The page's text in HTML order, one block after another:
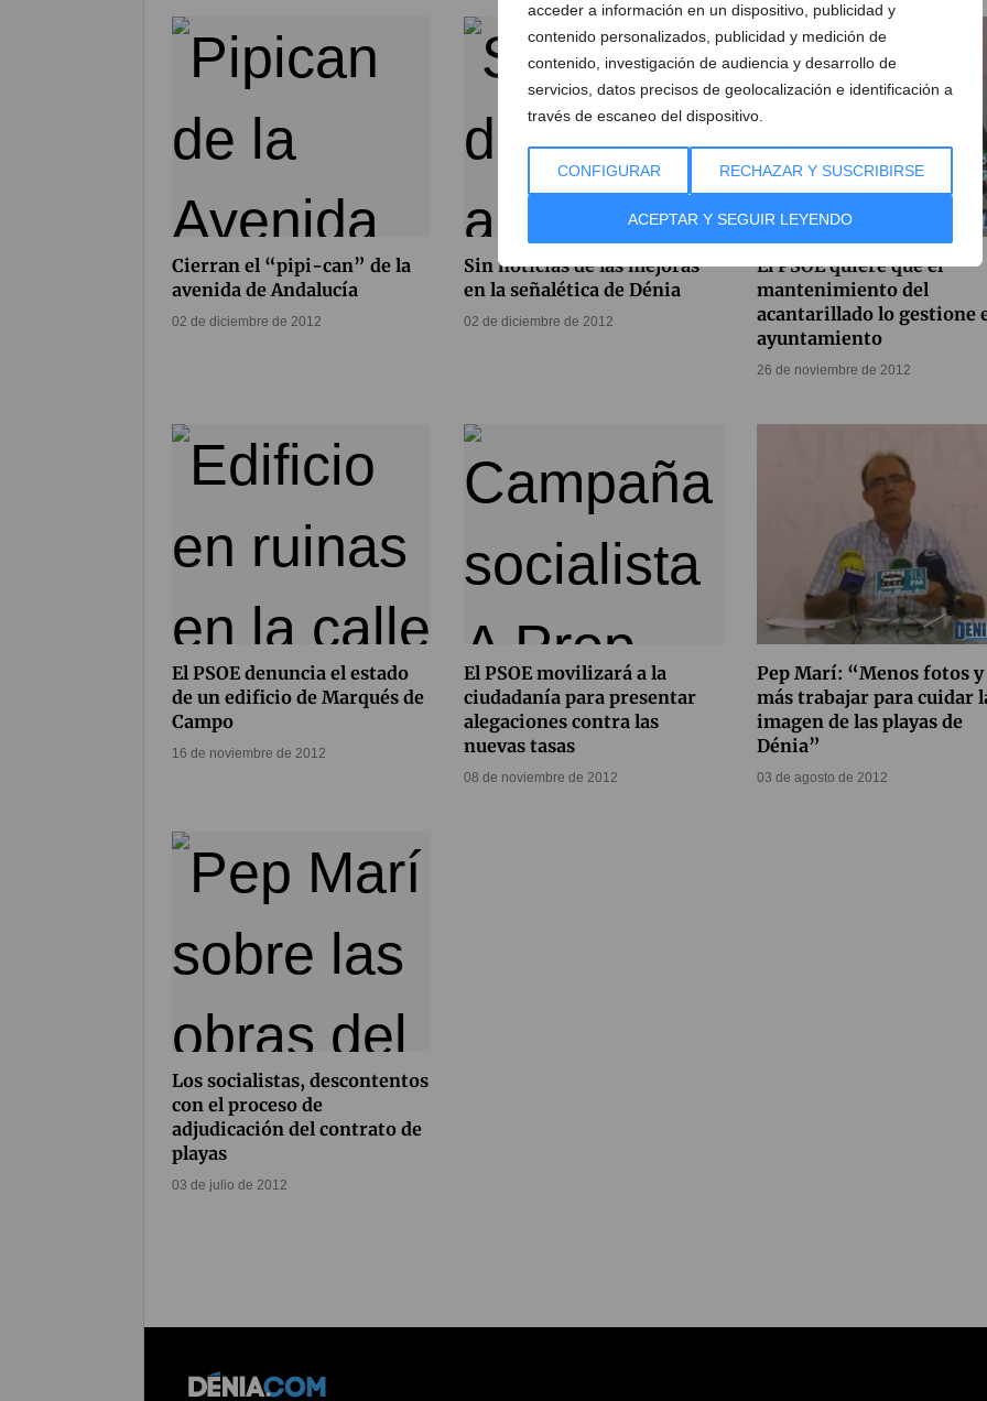
acceder a información en un dispositivo, publicidad y
contenido personalizados, publicidad y medición de
contenido, investigación de audiencia y desarrollo de
servicios, datos precisos de geolocalización e identificación a
través de escaneo del dispositivo.
CONFIGURAR RECHAZAR Y SUSCRIBIRSE
ACEPTAR Y SEGUIR LEYENDO
Cierran el “pipi-can” de la
avenida de Andalucía
02 de diciembre de 2012
Sin noticias de las mejoras
en la señalética de Dénia
02 de diciembre de 2012
El PSOE quiere que el
mantenimiento del
acantarillado lo gestione
ayuntamiento
26 de noviembre de 2012
El PSOE denuncia el estado
de un edificio de Marqués de
Campo
16 de noviembre de 2012
El PSOE movilizará a la
ciudadanía para presentar
alegaciones contra las
nuevas tasas
08 de noviembre de 2012
Pep Marí: “Menos fotos y
más trabajar para cuidar
imagen de las playas de
Dénia”
03 de agosto de 2012
Los socialistas, descontentos
con el proceso de
adjudicación del contrato de
playas
03 de julio de 2012